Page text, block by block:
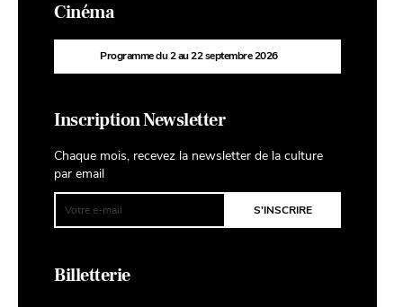
Cinéma
Programme du 2 au 22 septembre 2026
Inscription Newsletter
Chaque mois, recevez la newsletter de la culture
par email
Billetterie